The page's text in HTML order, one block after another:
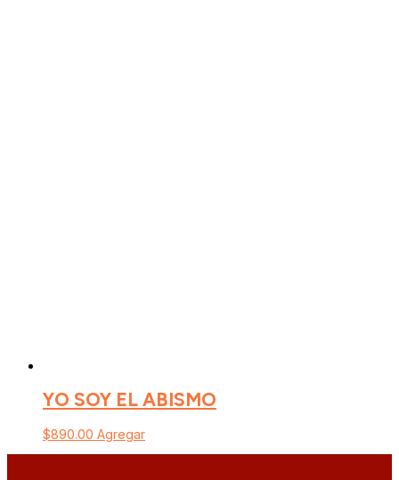
YO SOY EL ABISMO
$890.00 Agregar